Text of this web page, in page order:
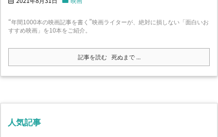
“年間1000本の映画記事を書く”映画ライターが、絶対に損しない「面白いお
すすめ映画」を10本をご紹介。
記事を読む 死ぬまで ...
人気記事